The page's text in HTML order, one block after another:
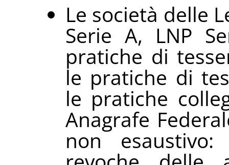
Le società delle
Serie A, LNP
pratiche di
le pratiche di
le pratiche
Anagrafe
non